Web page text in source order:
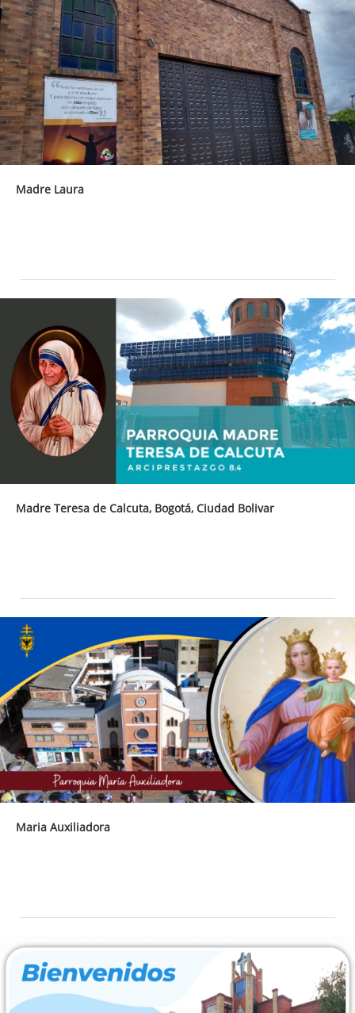
Madre Laura
Madre Teresa de Calcuta, Bogotá, Ciudad Bolivar
Maria Auxiliadora